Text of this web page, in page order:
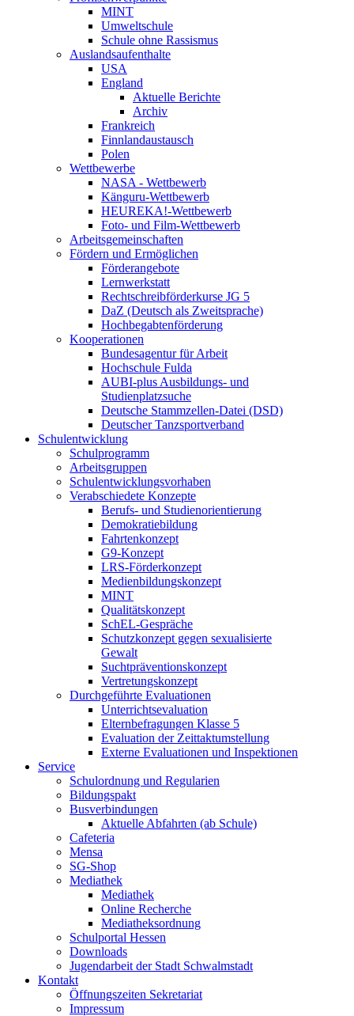
MINT
Umweltschule
Schule ohne Rassismus
Auslandsaufenthalte
USA
England
Aktuelle Berichte
Archiv
Frankreich
Finnlandaustausch
Polen
Wettbewerbe
NASA - Wettbewerb
Känguru-Wettbewerb
HEUREKA!-Wettbewerb
Foto- und Film-Wettbewerb
Arbeitsgemeinschaften
Fördern und Ermöglichen
Förderangebote
Lernwerkstatt
Rechtschreibförderkurse JG 5
DaZ (Deutsch als Zweitsprache)
Hochbegabtenförderung
Kooperationen
Bundesagentur für Arbeit
Hochschule Fulda
AUBI-plus Ausbildungs- und
Studienplatzsuche
Deutsche Stammzellen-Datei (DSD)
Deutscher Tanzsportverband
Schulentwicklung
Schulprogramm
Arbeitsgruppen
Schulentwicklungsvorhaben
Verabschiedete Konzepte
Berufs- und Studienorientierung
Demokratiebildung
Fahrtenkonzept
G9-Konzept
LRS-Förderkonzept
Medienbildungskonzept
MINT
Qualitätskonzept
SchEL-Gespräche
Schutzkonzept gegen sexualisierte
Gewalt
Suchtpräventionskonzept
Vertretungskonzept
Durchgeführte Evaluationen
Unterrichtsevaluation
Elternbefragungen Klasse 5
Evaluation der Zeittaktumstellung
Externe Evaluationen und Inspektionen
Service
Schulordnung und Regularien
Bildungspakt
Busverbindungen
Aktuelle Abfahrten (ab Schule)
Cafeteria
Mensa
SG-Shop
Mediathek
Mediathek
Online Recherche
Mediatheksordnung
Schulportal Hessen
Downloads
Jugendarbeit der Stadt Schwalmstadt
Kontakt
Öffnungszeiten Sekretariat
Impressum